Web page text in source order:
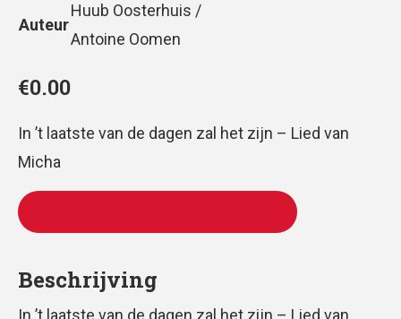
Auteur
Huub Oosterhuis /
Antoine Oomen
€0.00
In ’t laatste van de dagen zal het zijn – Lied van
Micha
Beschrijving
In ’t laatste van de dagen zal het zijn – Lied van